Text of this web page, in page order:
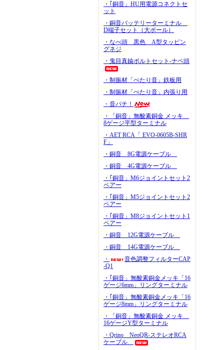
・｢銅音」HU用電源コネクトセ
ット
・銅音バッテリーターミナル
D端子セット（大ポール）
・なべ頭 黒色 A型タッピン
グネジ
・鬼目真鍮ボルトセット-ナベ頭
・制振材「ぺたり音」鉄板用
・制振材「ぺたり音」内張り用
・音パチ！
・「銅音」無酸素銅金 メッキ
8ゲージ平型ターミナル
・AET RCA「 EVO-0605B-SHR
F」
・銅音 8G電源ケーブル
・銅音 4G電源ケーブル
・｢銅音」M6ジョイントセット2
ペアー
・｢銅音」M5ジョイントセット2
ペアー
・｢銅音」M8ジョイントセット1
ペアー
・銅音 12G電源ケーブル
・銅音 14G電源ケーブル
・
音色調整フィルターCAP
-Q1
・｢銅音」無酸素銅金メッキ「16
ゲージ6mm」リングターミナル
・｢銅音」無酸素銅金メッキ「16
ゲージ8mm」リングターミナル
・「銅音」無酸素銅金 メッキ
16ゲージY型ターミナル
・Qrino NeoQR-ステレオRCA
ケーブル